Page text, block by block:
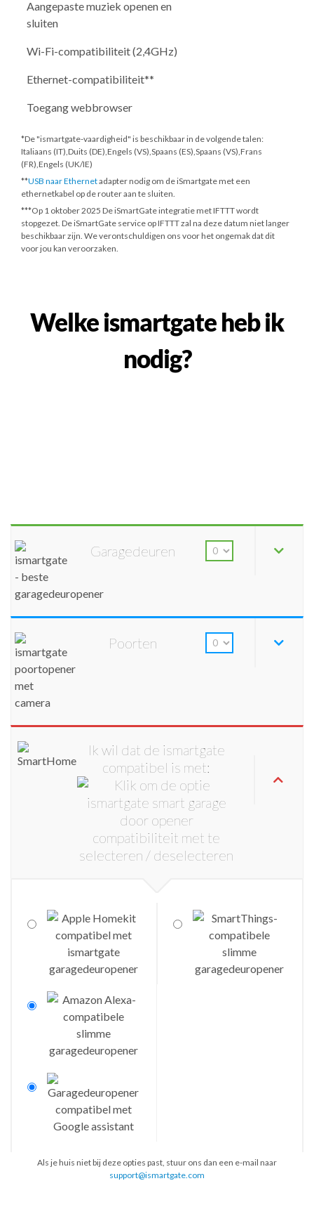
Aangepaste muziek openen en
sluiten
Wi-Fi-compatibiliteit (2,4GHz)
Ethernet-compatibiliteit**
Toegang webbrowser
*De "ismartgate-vaardigheid" is beschikbaar in de volgende talen:
Italiaans (IT),Duits (DE),Engels (VS),Spaans (ES),Spaans (VS),Frans
(FR),Engels (UK/IE)
**USB naar Ethernetadapter nodig om de iSmartgate met een
ethernetkabel op de router aan te sluiten.
***Op 1 oktober 2025 De iSmartGate integratie met IFTTT wordt
stopgezet. De iSmartGate service op IFTTT zal na deze datum niet langer
beschikbaar zijn. We verontschuldigen ons voor het ongemak dat dit
voor jou kan veroorzaken.
Welke ismartgate heb ik
nodig?
Garagedeuren
Poorten
Ik wil dat de ismartgate
compatibel is met:
Als je huis niet bij deze opties past, stuur ons dan een e-mail naar
support@ismartgate.com